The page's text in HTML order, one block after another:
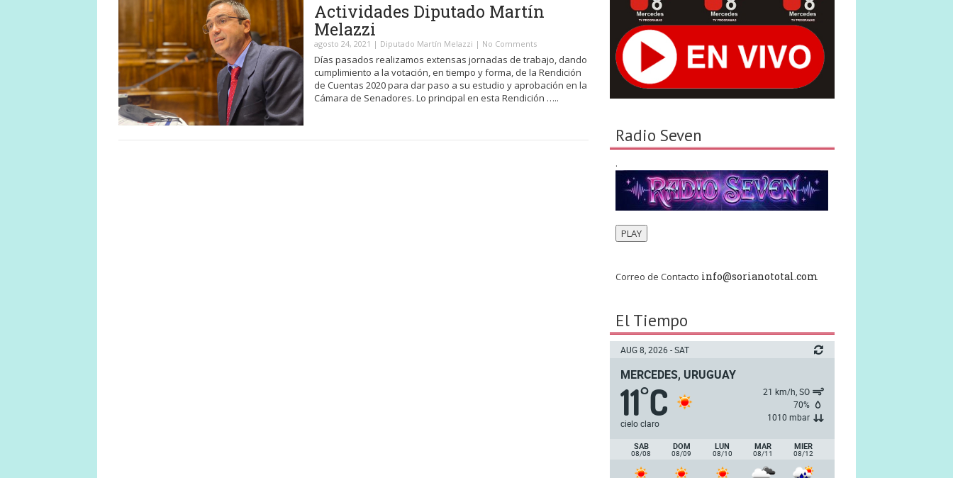
Radio Seven
.
PLAY
Correo de Contacto info@sorianototal.com
El Tiempo
AUG 8, 2026 - SAT
MERCEDES, URUGUAY
11°C
cielo claro
21 km/h, SO
70%
1010 mbar
SAB
08/08
DOM
08/09
LUN
08/10
MAR
08/11
MIER
08/12
Actividades Diputado Martín
Melazzi
agosto 24, 2021 | Diputado Martín Melazzi | No Comments
Días pasados realizamos extensas jornadas de trabajo, dando
cumplimiento a la votación, en tiempo y forma, de la Rendición
de Cuentas 2020 para dar paso a su estudio y aprobación en la
Cámara de Senadores. Lo principal en esta Rendición …..